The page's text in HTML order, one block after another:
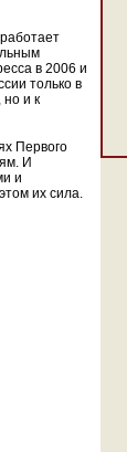
в 2006 и
только в
но и к
Первого
И
и
их сила.